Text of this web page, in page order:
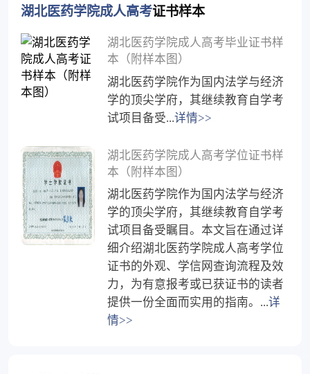
湖北医药学院成人高考证书样本
湖北医药学院成人高考毕业证书样
本（附样本图）
湖北医药学院作为国内法学与经济
学的顶尖学府，其继续教育自学考
试项目备受...详情>>
湖北医药学院成人高考学位证书样
本（附样本图）
湖北医药学院作为国内法学与经济
学的顶尖学府，其继续教育自学考
试项目备受瞩目。本文旨在通过详
细介绍湖北医药学院成人高考学位
证书的外观、学信网查询流程及效
力，为有意报考或已获证书的读者
提供一份全面而实用的指南。...详
情>>